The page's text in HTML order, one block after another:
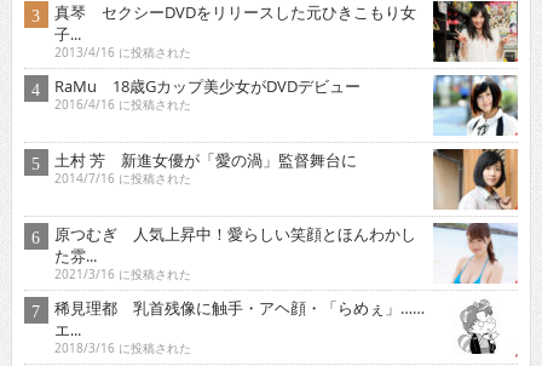
真琴 セクシーDVDをリリースした元ひきこもり女
子...
2013/4/16 に投稿された
RaMu 18歳Gカップ美少女がDVDデビュー
2016/4/16 に投稿された
土村 芳 新進女優が「愛の渦」監督舞台に
2014/7/16 に投稿された
原つむぎ 人気上昇中！愛らしい笑顔とほんわかし
た雰...
2021/3/16 に投稿された
稀見理都 乳首残像に触手・アヘ顔・「らめぇ」……
エ...
2018/3/16 に投稿された